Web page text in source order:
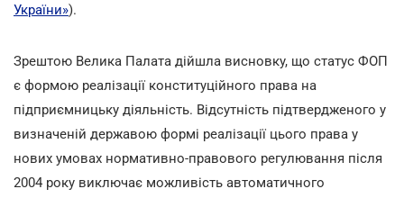
України»).
Зрештою Велика Палата дійшла висновку, що статус ФОП
є формою реалізації конституційного права на
підприємницьку діяльність. Відсутність підтвердженого у
визначеній державою формі реалізації цього права у
нових умовах нормативно-правового регулювання після
2004 року виключає можливість автоматичного